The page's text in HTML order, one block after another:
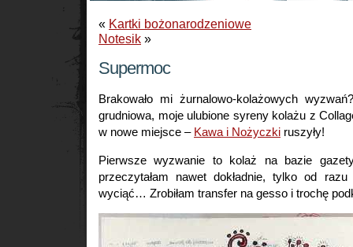
« Kartki bożonarodzeniowe
Notesik »
Supermoc
Brakowało mi żurnalowo-kolażowych
grudniowa, moje ulubione syreny kolażu z
w nowe miejsce – Kawa i Nożyczki ruszyły!
Pierwsze wyzwanie to kolaż na bazie
przeczytałam nawet dokładnie, tylko od
wyciąć… Zrobiłam transfer na gesso i trochę